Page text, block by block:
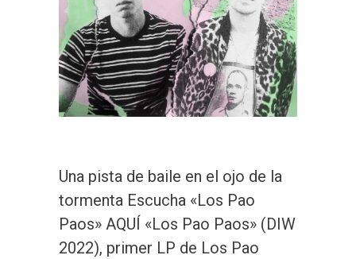
Una pista de baile en el ojo de la
tormenta Escucha «Los Pao
Paos» AQUÍ «Los Pao Paos» (DIW
2022), primer LP de Los Pao